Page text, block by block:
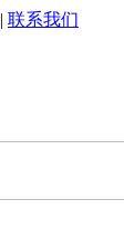
| 联系我们